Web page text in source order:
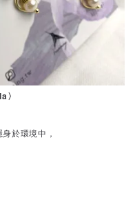
於環境中，